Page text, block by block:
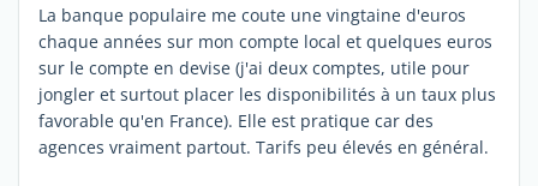
La banque populaire me coute une vingtaine d'euros
chaque années sur mon compte local et quelques euros
sur le compte en devise (j'ai deux comptes, utile pour
jongler et surtout placer les disponibilités à un taux plus
favorable qu'en France). Elle est pratique car des
agences vraiment partout. Tarifs peu élevés en général.